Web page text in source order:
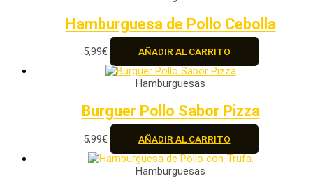
Hamburguesa de Pollo Cebolla
5,99€ AÑADIR AL CARRITO
Hamburguesas
Burguer Pollo Sabor Pizza
5,99€ AÑADIR AL CARRITO
Hamburguesas